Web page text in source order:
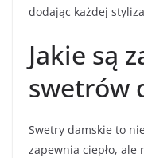
dodając każdej
Jakie są
swetrów
Swetry damskie to
zapewnia ciepło, ale